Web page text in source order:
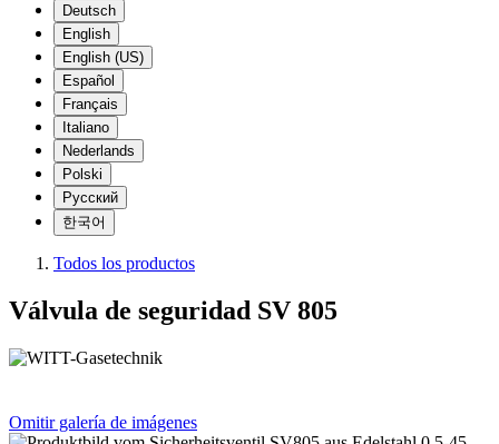
Deutsch
English
English (US)
Español
Français
Italiano
Nederlands
Polski
Русский
한국어
Todos los productos
Válvula de seguridad SV 805
Omitir galería de imágenes